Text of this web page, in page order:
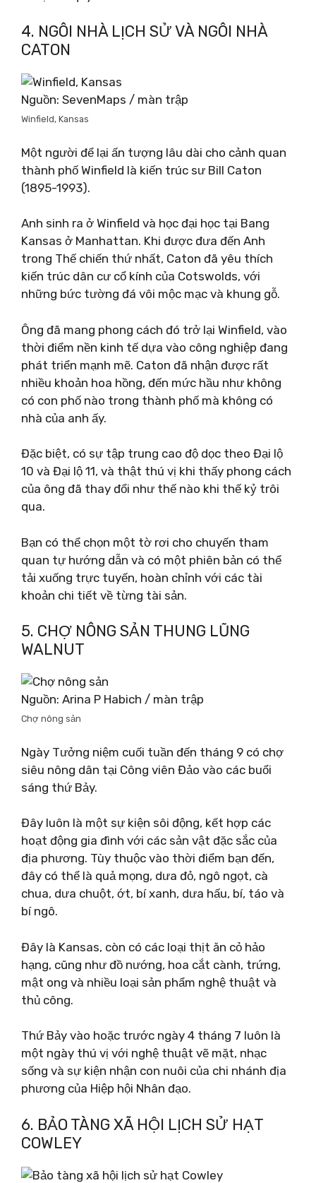
4. NGÔI NHÀ LỊCH SỬ VÀ NGÔI NHÀ
CATON
Nguồn: SevenMaps / màn trập
Winfield, Kansas
Một người để lại ấn tượng lâu dài cho cảnh quan
thành phố Winfield là kiến ​​trúc sư Bill Caton
(1895-1993).
Anh sinh ra ở Winfield và học đại học tại Bang
Kansas ở Manhattan. Khi được đưa đến Anh
trong Thế chiến thứ nhất, Caton đã yêu thích
kiến ​​trúc dân cư cổ kính của Cotswolds, với
những bức tường đá vôi mộc mạc và khung gỗ.
Ông đã mang phong cách đó trở lại Winfield, vào
thời điểm nền kinh tế dựa vào công nghiệp đang
phát triển mạnh mẽ. Caton đã nhận được rất
nhiều khoản hoa hồng, đến mức hầu như không
có con phố nào trong thành phố mà không có
nhà của anh ấy.
Đặc biệt, có sự tập trung cao độ dọc theo Đại lộ
10 và Đại lộ 11, và thật thú vị khi thấy phong cách
của ông đã thay đổi như thế nào khi thế kỷ trôi
qua.
Bạn có thể chọn một tờ rơi cho chuyến tham
quan tự hướng dẫn và có một phiên bản có thể
tải xuống trực tuyến, hoàn chỉnh với các tài
khoản chi tiết về từng tài sản.
5. CHỢ NÔNG SẢN THUNG LŨNG
WALNUT
Nguồn: Arina P Habich / màn trập
Chợ nông sản
Ngày Tưởng niệm cuối tuần đến tháng 9 có chợ
siêu nông dân tại Công viên Đảo vào các buổi
sáng thứ Bảy.
Đây luôn là một sự kiện sôi động, kết hợp các
hoạt động gia đình với các sản vật đặc sắc của
địa phương. Tùy thuộc vào thời điểm bạn đến,
đây có thể là quả mọng, dưa đỏ, ngô ngọt, cà
chua, dưa chuột, ớt, bí xanh, dưa hấu, bí, táo và
bí ngô.
Đây là Kansas, còn có các loại thịt ăn cỏ hảo
hạng, cũng như đồ nướng, hoa cắt cành, trứng,
mật ong và nhiều loại sản phẩm nghệ thuật và
thủ công.
Thứ Bảy vào hoặc trước ngày 4 tháng 7 luôn là
một ngày thú vị với nghệ thuật vẽ mặt, nhạc
sống và sự kiện nhận con nuôi của chi nhánh địa
phương của Hiệp hội Nhân đạo.
6. BẢO TÀNG XÃ HỘI LỊCH SỬ HẠT
COWLEY